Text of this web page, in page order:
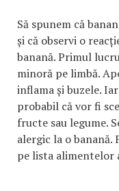
Să spunem că
și că observi o
banană. Primul
minoră pe limbă.
inflama și buzele.
probabil că vor fi
fructe sau legume.
alergic la o
pe lista alimentelor